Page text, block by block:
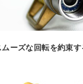
ムーズな回転を約束